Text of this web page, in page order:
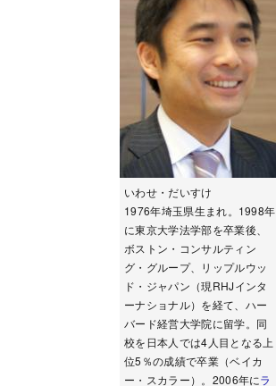
いわせ・だいすけ
1976年埼玉県生まれ。1998年
に東京大学法学部を卒業後、
ボストン・コンサルティン
グ・グループ、リップルウッ
ド・ジャパン（現RHJインタ
ーナショナル）を経て、ハー
バード経営大学院に留学。同
校を日本人では4人目となる上
位5％の成績で卒業（ベイカ
ー・スカラー）。2006年にラ